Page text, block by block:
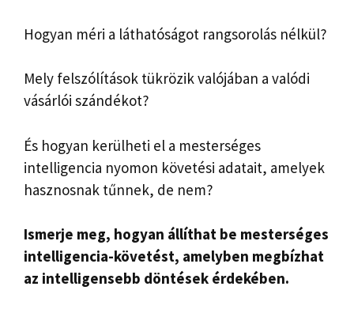
Hogyan méri a láthatóságot rangsorolás nélkül?
Mely felszólítások tükrözik valójában a valódi
vásárlói szándékot?
És hogyan kerülheti el a mesterséges
intelligencia nyomon követési adatait, amelyek
hasznosnak tűnnek, de nem?
Ismerje meg, hogyan állíthat be mesterséges
intelligencia-követést, amelyben megbízhat
az intelligensebb döntések érdekében.